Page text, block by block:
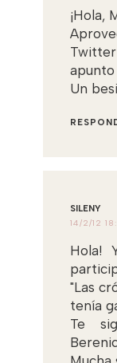
¡Hola,
apunto
Un
SILENY
14/2/12
Hola!
"Las
tenía
Te